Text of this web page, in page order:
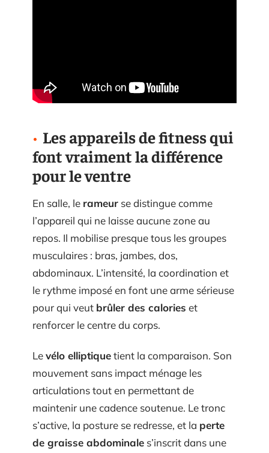
Les appareils de fitness qui
font vraiment la différence
pour le ventre
En salle, le rameur se distingue comme
l’appareil qui ne laisse aucune zone au
repos. Il mobilise presque tous les groupes
musculaires : bras, jambes, dos,
abdominaux. L’intensité, la coordination et
le rythme imposé en font une arme sérieuse
pour qui veut brûler des calories et
renforcer le centre du corps.
Levélo elliptiquetient la comparaison. Son
mouvement sans impact ménage les
articulations tout en permettant de
maintenir une cadence soutenue. Le tronc
s’active, la posture se redresse, et la perte
de graisse abdominale s’inscrit dans une